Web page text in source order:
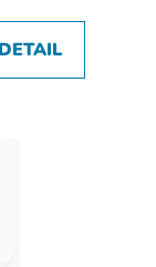
DETAIL